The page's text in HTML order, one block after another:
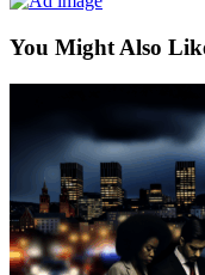
You Might Also